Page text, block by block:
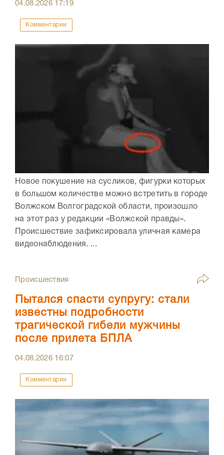
04.08.2026 17:19
Комментарии
Новое покушение на сусликов, фигурки которых
в большом количестве можно встретить в городе
Волжском Волгоградской области, произошло
на этот раз у редакции «Волжской правды».
Происшествие зафиксировала уличная камера
видеонаблюдения. ...
Происшествия
Пытался спасти супругу: стали
известны подробности
трагической гибели мужчины
после прилета БПЛА
04.08.2026 16:07
Комментарии